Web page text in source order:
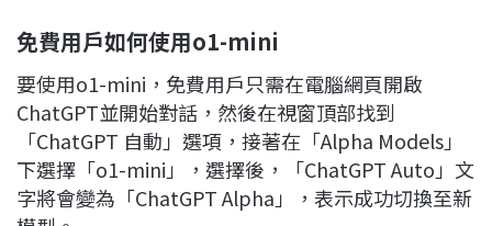
免費用戶如何使用o1-mini
要使用o1-mini，免費用戶只需在電腦網頁開啟
ChatGPT並開始對話，然後在視窗頂部找到
「ChatGPT 自動」選項，接著在「Alpha Models」
下選擇「o1-mini」，選擇後，「ChatGPT Auto」文
字將會變為「ChatGPT Alpha」，表示成功切換至新